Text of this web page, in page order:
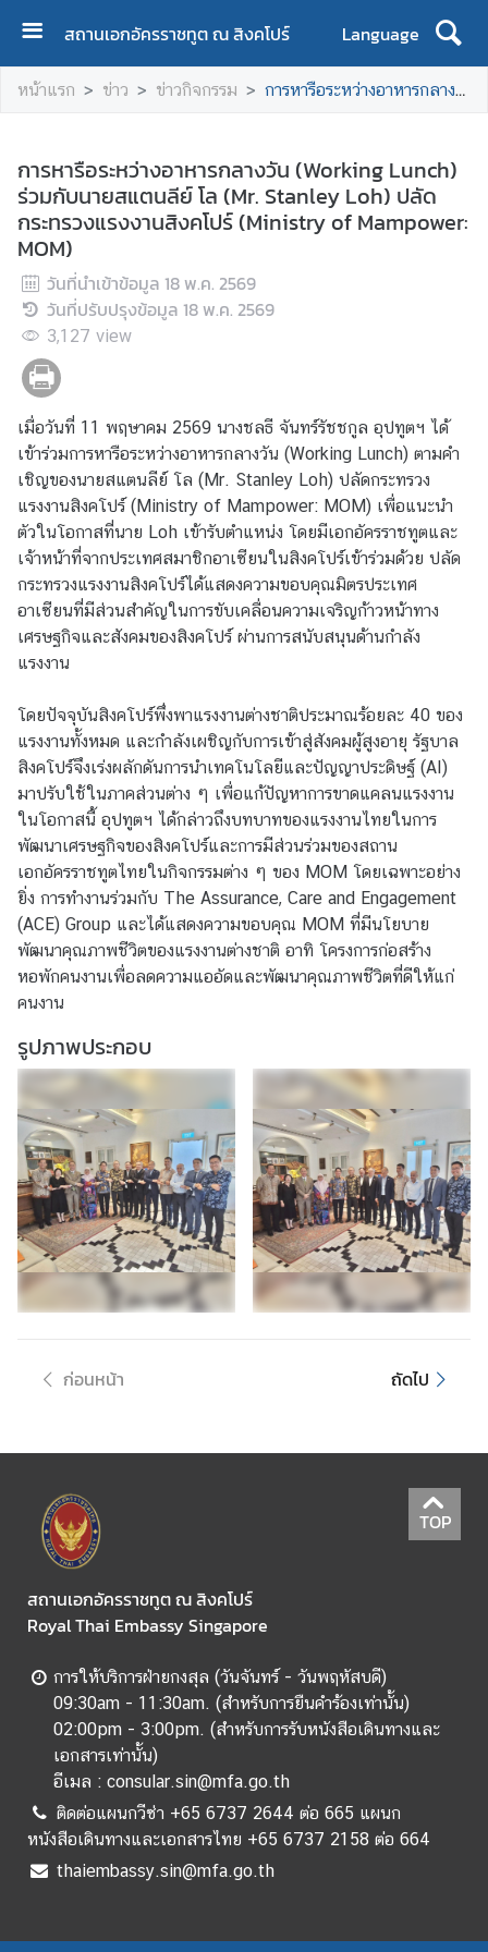
สถานเอกอัครราชทูต ณ สิงคโปร์
Language
ห
น้
ร
ก
เ
กี่
ย
ว
กั
บ
อ
ท
.
ข่
า
ว
กิ
จ
ร
ร
ม
แ
ล
ะ
ป
ร
ะ
ก
า
ศ
บ
ริ
ก
า
ร
ด้
า
น
ก
ง
อ
ล
สำ
ห
บ
ค
ไ
ท
ย
ข้
อ
มู
า
หน้าแรก ข่าว ข่าวกิจกรรม การหารือระหว่างอาหารกลางวัน (Working Lunch) ร่วมกับนายสแตนลีย์ โล (Mr. Stanley Loh) ปลัดกระทรวงแรงงานสิงคโปร์ (Ministry of Mampower: MOM)
การหารือระหว่างอาหารกลางวัน (Working Lunch)
ร่วมกับนายสแตนลีย์ โล (Mr. Stanley Loh) ปลัด
กระทรวงแรงงานสิงคโปร์ (Ministry of Mampower:
MOM)
วันที่นำเข้าข้อมูล 18 พ.ค. 2569
วันที่ปรับปรุงข้อมูล 18 พ.ค. 2569
3,127 view
เมื่อวันที่ 11 พฤษาคม 2569 นางชลธี จันทร์รัชชกูล อุปทูตฯ ได้
เข้าร่วมการหารือระหว่างอาหารกลางวัน (Working Lunch) ตามคำ
เชิญของนายสแตนลีย์ โล (Mr. Stanley Loh) ปลัดกระทรวง
แรงงานสิงคโปร์ (Ministry of Mampower: MOM) เพื่อแนะนำ
ตัวในโอกาสที่นาย Loh เข้ารับตำแหน่ง โดยมีเอกอัครราชทูตและ
เจ้าหน้าที่จากประเทศสมาชิกอาเซียนในสิงคโปร์เข้าร่วมด้วย ปลัด
กระทรวงแรงงานสิงคโปร์ได้แสดงความขอบคุณมิตรประเทศ
อาเซียนที่มีส่วนสำคัญในการขับเคลื่อนความเจริญก้าวหน้าทาง
เศรษฐกิจและสังคมของสิงคโปร์ ผ่านการสนับสนุนด้านกำลัง
แรงงาน
โดยปัจจุบันสิงคโปร์พึ่งพาแรงงานต่างชาติประมาณร้อยละ 40 ของ
แรงงานทั้งหมด และกำลังเผชิญกับการเข้าสู่สังคมผู้สูงอายุ รัฐบาล
สิงคโปร์จึงเร่งผลักดันการนำเทคโนโลยีและปัญญาประดิษฐ์ (AI)
มาปรับใช้ในภาคส่วนต่าง ๆ เพื่อแก้ปัญหาการขาดแคลนแรงงาน
ในโอกาสนี้ อุปทูตฯ ได้กล่าวถึงบทบาทของแรงงานไทยในการ
พัฒนาเศรษฐกิจของสิงคโปร์และการมีส่วนร่วมของสถาน
เอกอัครราชทูตไทยในกิจกรรมต่าง ๆ ของ MOM โดยเฉพาะอย่าง
ยิ่ง การทำงานร่วมกับ The Assurance, Care and Engagement
(ACE) Group และได้แสดงความขอบคุณ MOM ที่มีนโยบาย
พัฒนาคุณภาพชีวิตของแรงงานต่างชาติ อาทิ โครงการก่อสร้าง
หอพักคนงานเพื่อลดความแออัดและพัฒนาคุณภาพชีวิตที่ดีให้แก่
คนงาน
รูปภาพประกอบ
ก่อนหน้า ถัดไป
TOP
สถานเอกอัครราชทูต ณ สิงคโปร์
Royal Thai Embassy Singapore
การให้บริการฝ่ายกงสุล (วันจันทร์ - วันพฤหัสบดี)
09:30am - 11:30am. (สำหรับการยืนคำร้องเท่านั้น)
02:00pm - 3:00pm. (สำหรับการรับหนังสือเดินทางและ
เอกสารเท่านั้น)
อีเมล : consular.sin@mfa.go.th
ติดต่อแผนกวีซ่า +65 6737 2644 ต่อ 665 แผนก
หนังสือเดินทางและเอกสารไทย +65 6737 2158 ต่อ 664
thaiembassy.sin@mfa.go.th